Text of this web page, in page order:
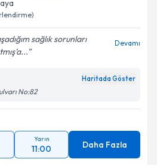
sağlık sorunları
Devamı
Haritada Göster
No:82
Yarın
11:00 Daha Fazla